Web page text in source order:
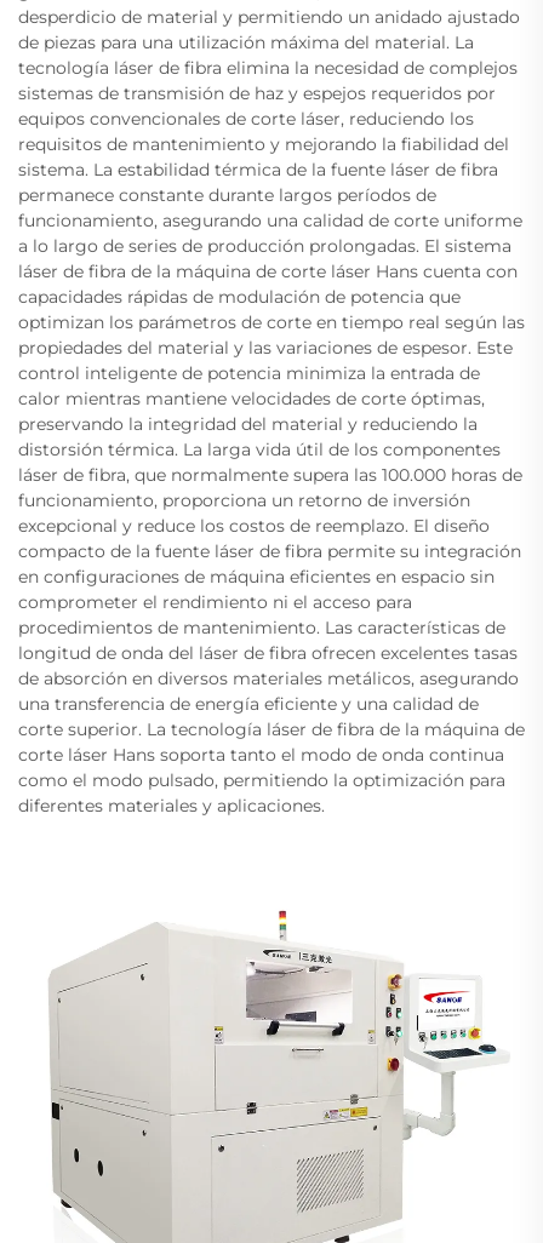
desperdicio de material y permitiendo un anidado ajustado
de piezas para una utilización máxima del material. La
tecnología láser de fibra elimina la necesidad de complejos
sistemas de transmisión de haz y espejos requeridos por
equipos convencionales de corte láser, reduciendo los
requisitos de mantenimiento y mejorando la fiabilidad del
sistema. La estabilidad térmica de la fuente láser de fibra
permanece constante durante largos períodos de
funcionamiento, asegurando una calidad de corte uniforme
a lo largo de series de producción prolongadas. El sistema
láser de fibra de la máquina de corte láser Hans cuenta con
capacidades rápidas de modulación de potencia que
optimizan los parámetros de corte en tiempo real según las
propiedades del material y las variaciones de espesor. Este
control inteligente de potencia minimiza la entrada de
calor mientras mantiene velocidades de corte óptimas,
preservando la integridad del material y reduciendo la
distorsión térmica. La larga vida útil de los componentes
láser de fibra, que normalmente supera las 100.000 horas de
funcionamiento, proporciona un retorno de inversión
excepcional y reduce los costos de reemplazo. El diseño
compacto de la fuente láser de fibra permite su integración
en configuraciones de máquina eficientes en espacio sin
comprometer el rendimiento ni el acceso para
procedimientos de mantenimiento. Las características de
longitud de onda del láser de fibra ofrecen excelentes tasas
de absorción en diversos materiales metálicos, asegurando
una transferencia de energía eficiente y una calidad de
corte superior. La tecnología láser de fibra de la máquina de
corte láser Hans soporta tanto el modo de onda continua
como el modo pulsado, permitiendo la optimización para
diferentes materiales y aplicaciones.